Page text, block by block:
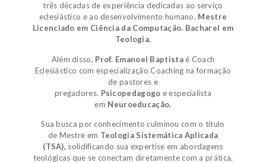
três décadas de experiência dedicadas ao serviço
eclesiástico e ao desenvolvimento humano. Mestre
Licenciado em Ciência da Computação. Bacharel em
Teologia.
Além disso, Prof. Emanoel Baptistaé Coach
Eclesiástico com especialização Coaching na formação
de pastores e
pregadores. Psicopedagogo e especialista
em Neuroeducação.
Sua busca por conhecimento culminou com o título
de Mestre em Teologia Sistemática Aplicada
(TSA), solidificando sua expertise em abordagens
teológicas que se conectam diretamente com a prática.